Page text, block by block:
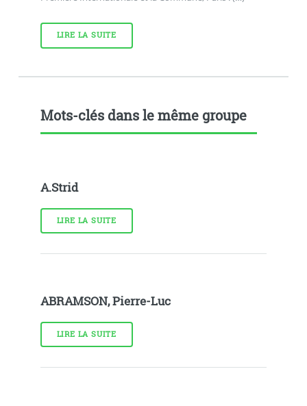
LIRE LA SUITE
Mots-clés dans le même groupe
A.Strid
LIRE LA SUITE
ABRAMSON, Pierre-Luc
LIRE LA SUITE